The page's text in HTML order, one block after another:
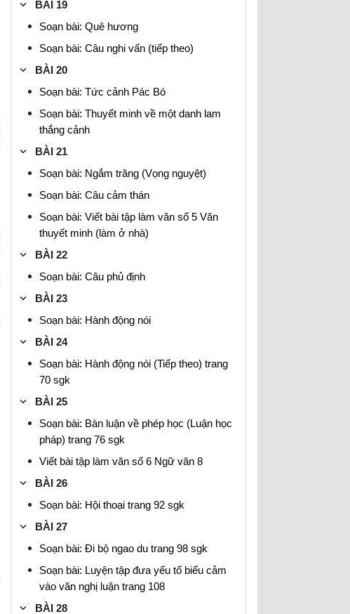
BÀI 19
Soạn bài: Quê hương
Soạn bài: Câu nghi vấn (tiếp theo)
BÀI 20
Soạn bài: Tức cảnh Pác Bó
Soạn bài: Thuyết minh về một danh lam
thắng cảnh
BÀI 21
Soạn bài: Ngắm trăng (Vọng nguyệt)
Soạn bài: Câu cảm thán
Soạn bài: Viết bài tập làm văn số 5 Văn
thuyết minh (làm ở nhà)
BÀI 22
Soạn bài: Câu phủ định
BÀI 23
Soạn bài: Hành động nói
BÀI 24
Soạn bài: Hành động nói (Tiếp theo) trang
70 sgk
BÀI 25
Soạn bài: Bàn luận về phép học (Luận học
pháp) trang 76 sgk
Viết bài tập làm văn số 6 Ngữ văn 8
BÀI 26
Soạn bài: Hội thoại trang 92 sgk
BÀI 27
Soạn bài: Đi bộ ngao du trang 98 sgk
Soạn bài: Luyện tập đưa yếu tố biểu cảm
vào văn nghị luận trang 108
BÀI 28